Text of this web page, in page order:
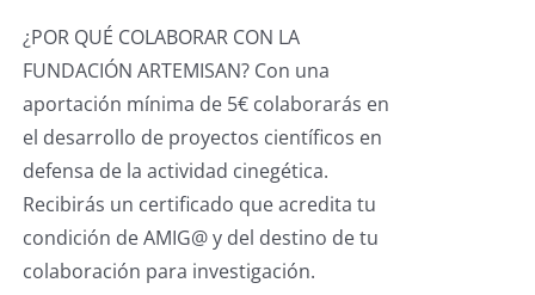
¿POR QUÉ COLABORAR CON LA
FUNDACIÓN ARTEMISAN? Con una
aportación mínima de 5€ colaborarás en
el desarrollo de proyectos científicos en
defensa de la actividad cinegética.
Recibirás un certificado que acredita tu
condición de AMIG@ y del destino de tu
colaboración para investigación.